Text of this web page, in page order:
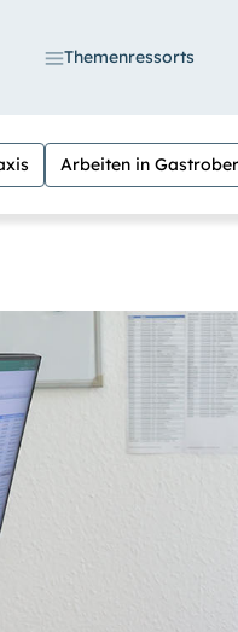
Themenressorts
Arbeiten in
den Kontrast
Schrift vergrößern.